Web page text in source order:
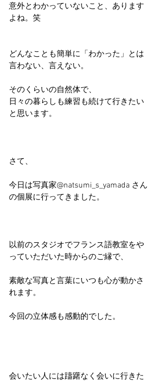
意外とわかっていないこと、あります
よね。笑
どんなことも簡単に「わかった」とは
言わない、言えない。
そのくらいの自然体で、
日々の暮らしも練習も続けて行きたい
と思います。
さて、
今日は写真家@natsumi_s_yamada さん
の個展に行ってきました。
以前のスタジオでフランス語教室をや
っていただいた時からのご縁で、
素敵な写真と言葉にいつも心が動かさ
れます。
今回の立体感も感動的でした。
会いたい人には躊躇なく会いに行きた